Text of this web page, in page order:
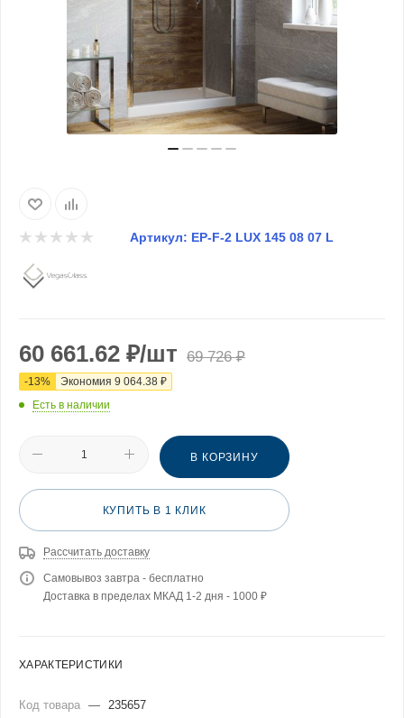
Артикул: EP-F-2 LUX 145 08 07 L
60 661.62 ₽/шт 69 726₽
-13% Экономия 9 064.38 ₽
Есть в наличии
В КОРЗИНУ
КУПИТЬ В 1 КЛИК
Рассчитать доставку
Самовывоз завтра - бесплатно
Доставка в пределах МКАД 1-2 дня - 1000 ₽
ХАРАКТЕРИСТИКИ
Код товара —
235657